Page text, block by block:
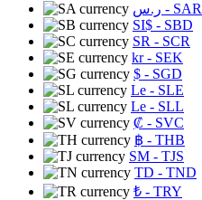
ر.س - SAR
SI$ - SBD
SR - SCR
kr- SEK
$ - SGD
Le - SLE
Le - SLL
₡ - SVC
฿ - THB
ЅМ - TJS
TD - TND
₺ - TRY